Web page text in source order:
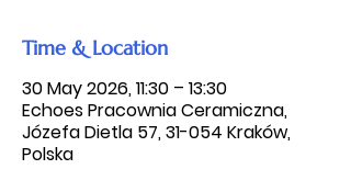
Time & Location
30 May 2026, 11:30 – 13:30
Echoes Pracownia Ceramiczna,
Józefa Dietla 57, 31-054 Kraków,
Polska